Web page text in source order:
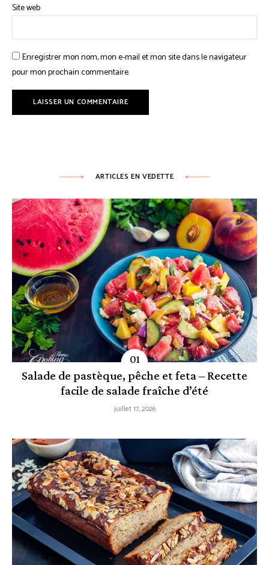
Site web
Enregistrer mon nom, mon e-mail et mon site dans le navigateur
pour mon prochain commentaire.
ARTICLES EN VEDETTE
Salade de pastèque, pêche et feta – Recette
facile de salade fraîche d’été
juillet 17, 2026